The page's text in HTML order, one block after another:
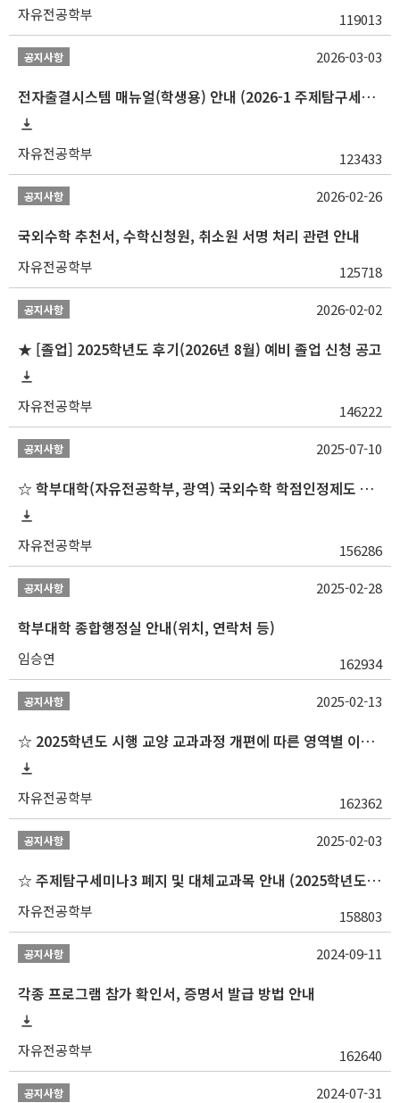
자유전공학부 119013
공지사항
전자출결시스템 매뉴얼(학생용) 안내 (2026-1 주제탐구세미나 1 (001 분반) 등)
자유전공학부 123433
2026-03-03
공지사항
국외수학 추천서, 수학신청원, 취소원 서명 처리 관련 안내
자유전공학부 125718
2026-02-26
공지사항
★ [졸업] 2025학년도 후기(2026년 8월) 예비 졸업 신청 공고
자유전공학부 146222
2026-02-02
공지사항
☆ 학부대학(자유전공학부, 광역) 국외수학 학점인정제도 변경 안내(2025-2학기 파견학생부터)
자유전공학부 156286
2025-07-10
공지사항
학부대학 종합행정실 안내(위치, 연락처 등)
임승연 162934
2025-02-28
공지사항
☆ 2025학년도 시행 교양 교과과정 개편에 따른 영역별 이수 안내
자유전공학부 162362
2025-02-13
공지사항
☆ 주제탐구세미나3 폐지 및 대체교과목 안내 (2025학년도 1학기부터)
자유전공학부 158803
2025-02-03
공지사항
각종 프로그램 참가 확인서, 증명서 발급 방법 안내
자유전공학부 162640
2024-09-11
공지사항 2024-07-31